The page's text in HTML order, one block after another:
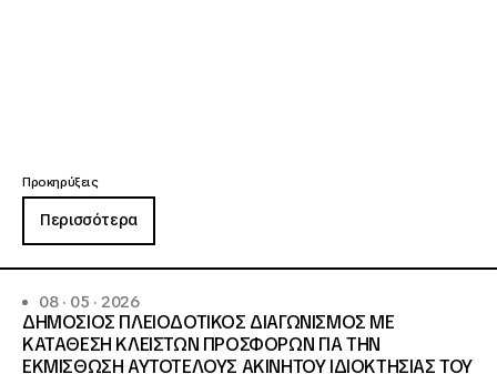
Προκηρύξεις
Περισσότερα
08 · 05 · 2026
ΔΗΜΟΣΙΟΣ ΠΛΕΙΟΔΟΤΙΚΟΣ ΔΙΑΓΩΝΙΣΜΟΣ ΜΕ
ΚΑΤΑΘΕΣΗ ΚΛΕΙΣΤΩΝ ΠΡΟΣΦΟΡΩΝ ΓΙΑ ΤΗΝ
ΕΚΜΙΣΘΩΣΗ ΑΥΤΟΤΕΛΟΥΣ ΑΚΙΝΗΤΟΥ ΙΔΙΟΚΤΗΣΙΑΣ ΤΟΥ